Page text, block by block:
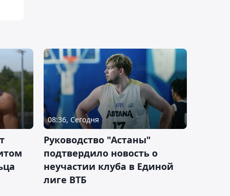
08:36, Сегодня
Руководство "Астаны"
подтвердило новость о
неучастии клуба в Единой
лиге ВТБ